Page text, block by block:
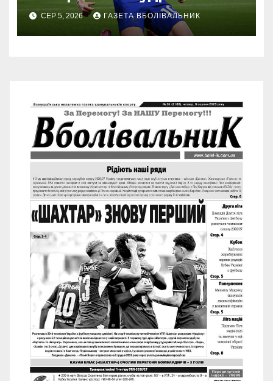
СЕР 5, 2026 ГАЗЕТА ВБОЛІВАЛЬНИК